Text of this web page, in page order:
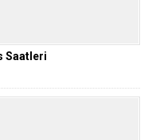
Saatleri